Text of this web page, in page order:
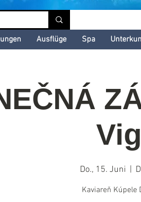
Ausflüge Spa
Do., 15. Juni
Kaviareň Kúpele